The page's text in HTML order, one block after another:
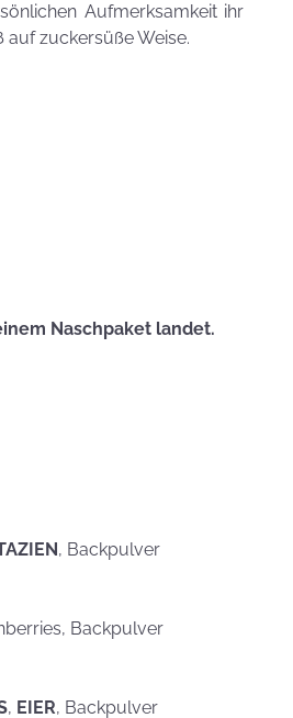
Kindergeburtstag
Muttertag
Aufmerksamkeit ihr
zuckersüße Weise.
Naschpaket landet.
, Backpulver
Backpulver
, EIER, Backpulver